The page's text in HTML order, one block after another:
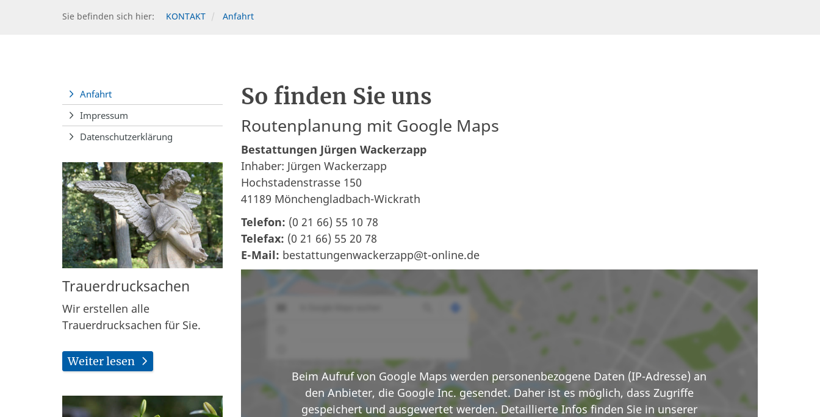
Sie befinden sich hier: KONTAKT Anfahrt
So finden Sie uns
Routenplanung mit Google Maps
Bestattungen Jürgen Wackerzapp
Inhaber: Jürgen Wackerzapp
Hochstadenstrasse 150
41189 Mönchengladbach-Wickrath
Telefon: (0 21 66) 55 10 78
Telefax: (0 21 66) 55 20 78
E-Mail: bestattungenwackerzapp@t-online.de
Beim Aufruf von Google Maps werden personenbezogene Daten (IP-Adresse) an
den Anbieter, die Google Inc. gesendet. Daher ist es möglich, dass Zugriffe
gespeichert und ausgewertet werden. Detaillierte Infos finden Sie in unserer
Anfahrt
Impressum
Datenschutzerklärung
Trauerdrucksachen
Wir erstellen alle
Trauerdrucksachen für Sie.
Weiter lesen